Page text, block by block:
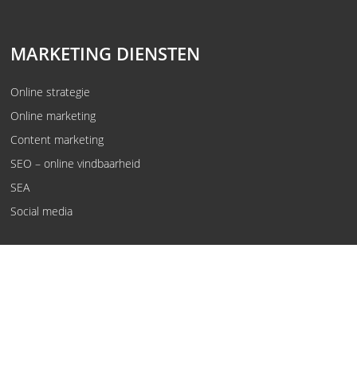
MARKETING DIENSTEN
Online strategie
Online marketing
Content marketing
SEO – online vindbaarheid
SEA
Social media